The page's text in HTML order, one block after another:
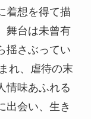
着想を得て描
舞台は未曾有
揺さぶってい
れ、虐待の末
情味あふれる
出会い、生き